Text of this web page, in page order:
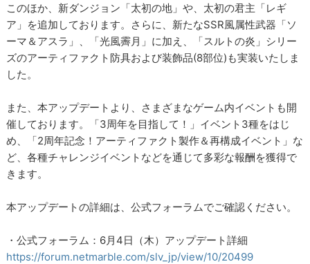
このほか、新ダンジョン「太初の地」や、太初の君主「レギ
ア」を追加しております。さらに、新たなSSR風属性武器「ソ
ーマ＆アスラ」、「光風霽月」に加え、「スルトの炎」シリー
ズのアーティファクト防具および装飾品(8部位)も実装いたしま
した。
また、本アップデートより、さまざまなゲーム内イベントも開
催しております。「3周年を目指して！」イベント3種をはじ
め、「2周年記念！アーティファクト製作＆再構成イベント」な
ど、各種チャレンジイベントなどを通じて多彩な報酬を獲得で
きます。
本アップデートの詳細は、公式フォーラムでご確認ください。
・公式フォーラム：6月4日（木）アップデート詳細
https://forum.netmarble.com/slv_jp/view/10/20499